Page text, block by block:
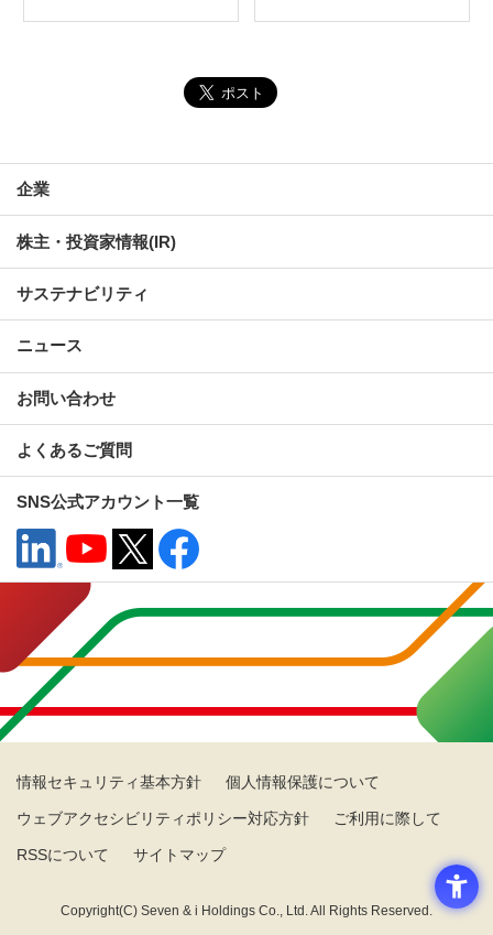
企業
株主・投資家情報(IR)
サステナビリティ
ニュース
お問い合わせ
よくあるご質問
SNS公式アカウント一覧
情報セキュリティ基本方針 個人情報保護について
ウェブアクセシビリティポリシー対応方針 ご利用に際して
RSSについて サイトマップ
Copyright(C) Seven & i Holdings Co., Ltd. All Rights Reserved.